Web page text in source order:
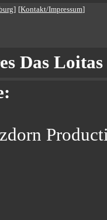
] [Kontakt/Impressum]
Das